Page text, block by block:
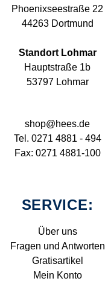
Phoenixseestraße 22
44263 Dortmund
Standort Lohmar
Hauptstraße 1b
53797 Lohmar
shop@hees.de
Tel. 0271 4881 - 494
Fax: 0271 4881-100
SERVICE:
Über uns
Fragen und Antworten
Gratisartikel
Mein Konto